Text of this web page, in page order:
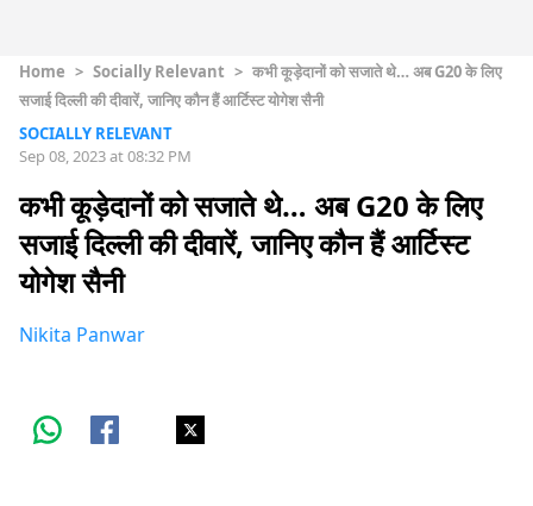
Home > Socially Relevant > कभी कूड़ेदानों को सजाते थे… अब G20 के लिए
सजाई दिल्ली की दीवारें, जानिए कौन हैं आर्टिस्ट योगेश सैनी
SOCIALLY RELEVANT
Sep 08, 2023 at 08:32 PM
कभी कूड़ेदानों को सजाते थे… अब G20 के लिए
सजाई दिल्ली की दीवारें, जानिए कौन हैं आर्टिस्ट
योगेश सैनी
Nikita Panwar